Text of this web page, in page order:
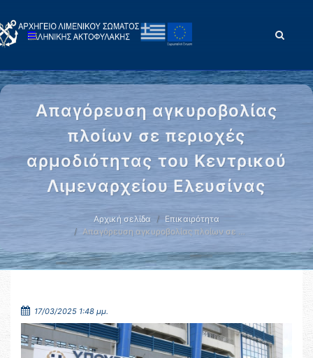
Απαγόρευση αγκυροβολίας
πλοίων σε περιοχές
αρμοδιότητας του Κεντρικού
Λιμεναρχείου Ελευσίνας
Αρχική σελίδα
Επικαιρότητα
Απαγόρευση αγκυροβολίας πλοίων σε …
17/03/2025 1:48 μμ.